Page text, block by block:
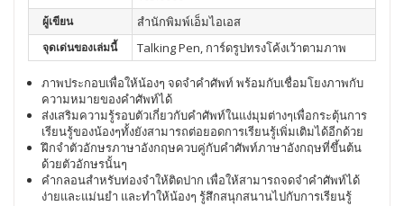
ผู้เขียน สำนักพิมพ์เอ็มไอเอส
จุดเด่นของเล่มนี้ Talking Pen, การ์ดรูปทรงโค้งเว้าตามภาพ
ภาพประกอบเพื่อให้น้องๆ จดจำคำศัพท์ พร้อมกับเชื่อมโยงภาพกับ
ความหมายของคำศัพท์ได้
ส่งเสริมความรู้รอบตัวเกี่ยวกับคำศัพท์ในแง่มุมต่างๆเพื่อกระตุ้นการ
เรียนรู้ของน้องๆทั้งยังสามารถต่อยอดการเรียนรู้เพิ่มเติมได้อีกด้วย
ฝึกจำตัวอักษรภาษาอังกฤษควบคู่กับคำศัพท์ภาษาอังกฤษที่ขึ้นต้น
ด้วยตัวอักษรนั้นๆ
คำกลอนสำหรับท่องจำให้ติดปาก เพื่อให้สามารถจดจำคำศัพท์ได้
ง่ายและแม่นยำ และทำให้น้องๆ รู้สึกสนุกสนานไปกับการเรียนรู้